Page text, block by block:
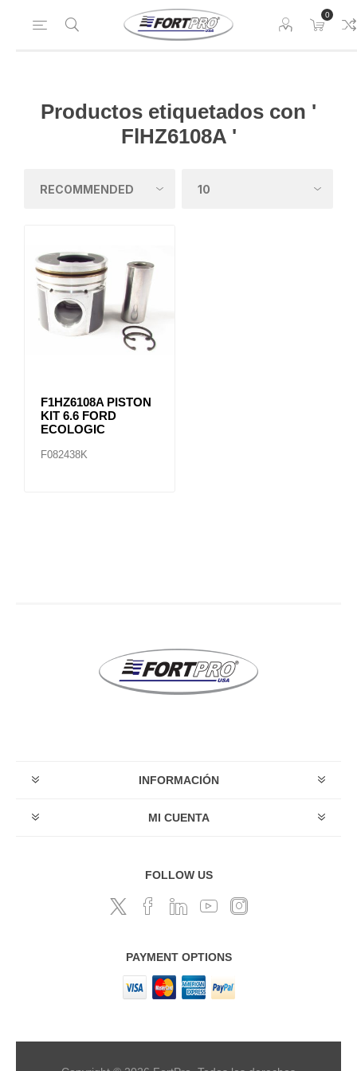
0
Productos etiquetados con '
FlHZ6108A '
F1HZ6108A PISTON
KIT 6.6 FORD
ECOLOGIC
F082438K
INFORMACIÓN
MI CUENTA
FOLLOW US
PAYMENT OPTIONS